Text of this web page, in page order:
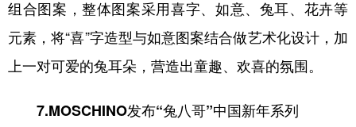
组合图案，整体图案采用喜字、如意、兔耳、花卉等
元素，将“喜”字造型与如意图案结合做艺术化设计，加
上一对可爱的兔耳朵，营造出童趣、欢喜的氛围。
7.MOSCHINO发布“兔八哥”中国新年系列